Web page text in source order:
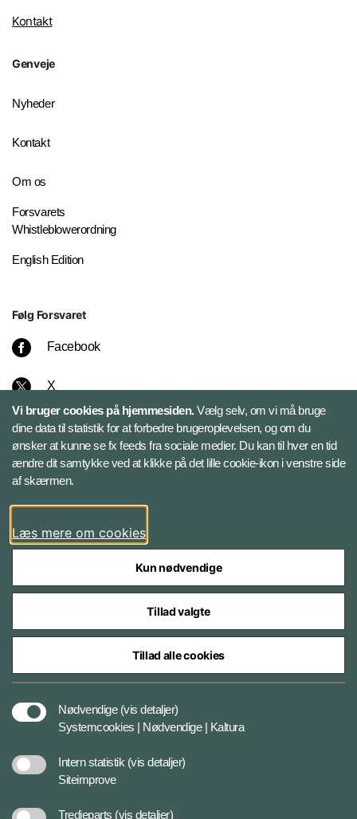
Kontakt
Genveje
Nyheder
Kontakt
Om os
Forsvarets
Whistleblowerordning
English Edition
Følg Forsvaret
Facebook
X
Instagram
Bluesky
LinkedIn
Styrelser og myndigheder under Forsvarsministeriet
Vi bruger cookies på hjemmesiden.Vælg selv, om vi må bruge
dine data til statistik for at forbedre brugeroplevelsen, og om du
ønsker at kunne se fx feeds fra sociale medier. Du kan til hver en tid
ændre dit samtykke ved at klikke på det lille cookie-ikon i venstre side
af skærmen.
Læs mere om cookies
Kun nødvendige
Tillad valgte
Tillad alle cookies
Nødvendige (vis detaljer)
Systemcookies | Nødvendige | Kaltura
Intern statistik (vis detaljer)
Siteimprove
Tredjeparts (vis detaljer)